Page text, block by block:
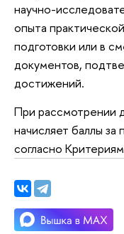
научно-
опыта
подготовки или в
документов,
достижений.
При рассмотрении
начисляет баллы
согласно